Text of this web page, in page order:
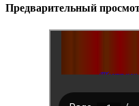
Предварительный